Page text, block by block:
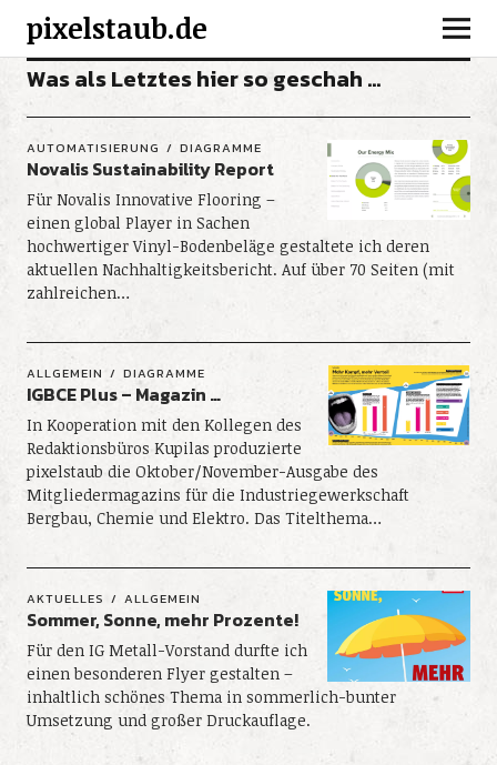
pixelstaub.de
Was als Letztes hier so geschah …
AUTOMATISIERUNG DIAGRAMME
Novalis Sustainability Report
Für Novalis Innovative Flooring –
einen global Player in Sachen
hochwertiger Vinyl-Bodenbeläge gestaltete ich deren
aktuellen Nachhaltigkeitsbericht. Auf über 70 Seiten (mit
zahlreichen…
ALLGEMEIN DIAGRAMME
IGBCE Plus – Magazin …
In Kooperation mit den Kollegen des
Redaktionsbüros Kupilas produzierte
pixelstaub die Oktober/November-Ausgabe des
Mitgliedermagazins für die Industriegewerkschaft
Bergbau, Chemie und Elektro. Das Titelthema…
AKTUELLES ALLGEMEIN
Sommer, Sonne, mehr Prozente!
Für den IG Metall-Vorstand durfte ich
einen besonderen Flyer gestalten –
inhaltlich schönes Thema in sommerlich-bunter
Umsetzung und großer Druckauflage.